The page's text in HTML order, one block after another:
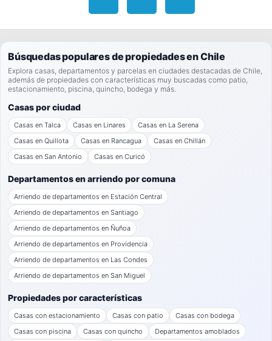
Búsquedas populares de propiedades en Chile
Explora casas, departamentos y parcelas en ciudades destacadas de Chile,
además de propiedades con características muy buscadas como patio,
estacionamiento, piscina, quincho, bodega y más.
Casas por ciudad
Casas en Talca Casas en Linares
Casas en La Serena
Casas en Quillota
Casas en Rancagua
Casas en Chillán
Casas en San Antonio
Casas en Curicó
Departamentos en arriendo por comuna
Arriendo de departamentos en Estación Central
Arriendo de departamentos en Santiago
Arriendo de departamentos en Ñuñoa
Arriendo de departamentos en Providencia
Arriendo de departamentos en Las Condes
Arriendo de departamentos en San Miguel
Propiedades por características
Casas con estacionamiento Casas con patio
Casas con bodega
Casas con piscina
Casas con quincho
Departamentos amoblados